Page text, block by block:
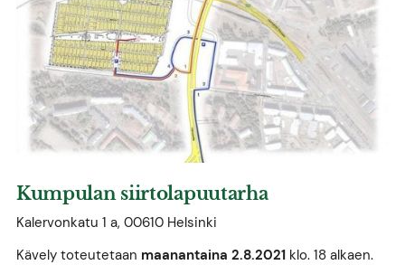
Kumpulan siirtolapuutarha
Kalervonkatu 1 a, 00610 Helsinki
Kävely toteutetaan maanantaina 2.8.2021klo. 18 alkaen.